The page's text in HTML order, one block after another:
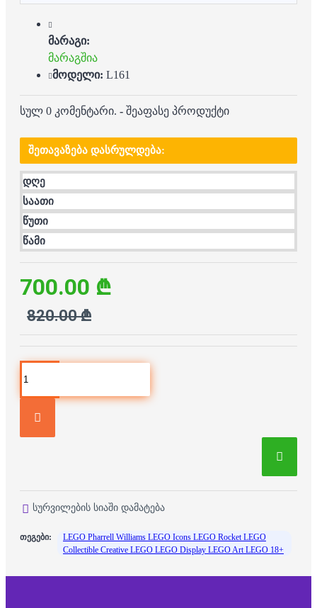
მარაგი:
მარაგშია
მოდელი: L161
სულ 0 კომენტარი. - შეაფასე პროდუქტი
ᲨᲔᲗᲐᲕᲐᲖᲔᲑᲐ ᲓᲐᲡᲠᲣᲚᲓᲔᲑᲐ:
დღე
საათი
წუთი
წამი
700.00 ₾
820.00 ₾
სურვილების სიაში დამატება
თეგები:
LEGO Pharrell Williams LEGO Icons LEGO Rocket LEGO
Collectible Creative LEGO LEGO Display LEGO Art LEGO 18+